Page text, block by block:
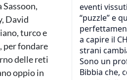
David
turco e
per fondare
delle reti
oppio in